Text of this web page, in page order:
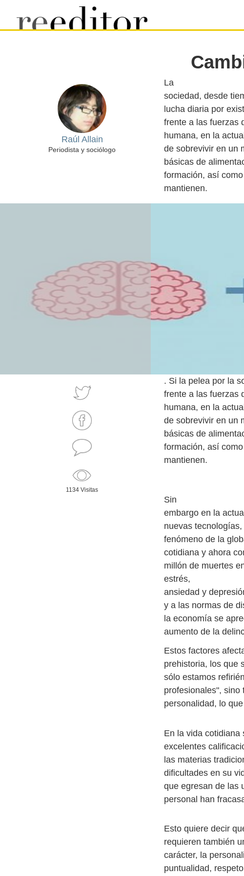
Raúl Allain
Periodista y sociólogo
La
sociedad, desde
lucha diaria por
frente a las fuerzas
humana, en la
de sobrevivir en un
básicas de
formación, así
1134 Visitas
. Si la pelea por la
frente a las fuerzas
humana, en la
de sobrevivir en un
básicas de
formación, así
mantienen.
Sin
embargo en la
nuevas
fenómeno de la
cotidiana y ahora
millón de muertes
estrés,
ansiedad y
y a las normas de
la economía se
aumento de la
Estos factores
prehistoria, los que
sólo estamos
profesionales", sino
personalidad, lo
En la vida cotidiana
excelentes
las materias
dificultades en su
que egresan de las
personal han
Esto quiere decir
requieren también
carácter, la
puntualidad,